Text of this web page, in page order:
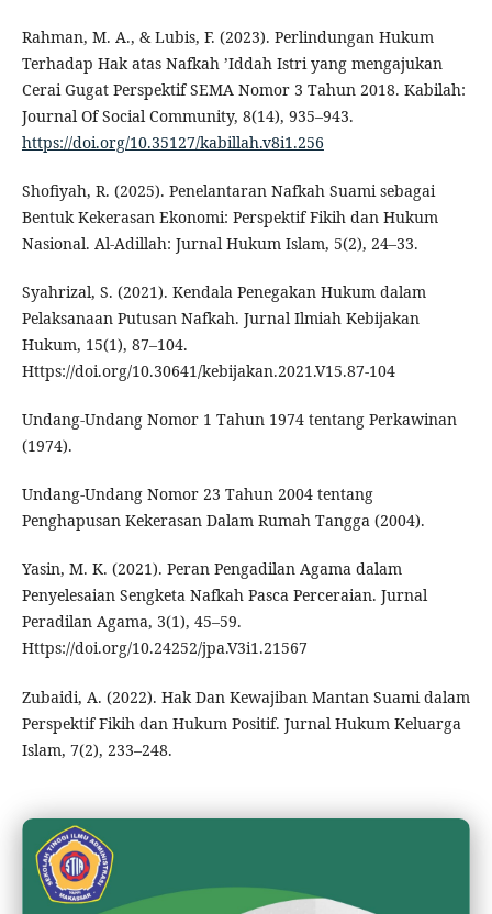
Rahman, M. A., & Lubis, F. (2023). Perlindungan Hukum
Terhadap Hak atas Nafkah ’Iddah Istri yang mengajukan
Cerai Gugat Perspektif SEMA Nomor 3 Tahun 2018. Kabilah:
Journal Of Social Community, 8(14), 935–943.
https://doi.org/10.35127/kabillah.v8i1.256
Shofiyah, R. (2025). Penelantaran Nafkah Suami sebagai
Bentuk Kekerasan Ekonomi: Perspektif Fikih dan Hukum
Nasional. Al-Adillah: Jurnal Hukum Islam, 5(2), 24–33.
Syahrizal, S. (2021). Kendala Penegakan Hukum dalam
Pelaksanaan Putusan Nafkah. Jurnal Ilmiah Kebijakan
Hukum, 15(1), 87–104.
Https://doi.org/10.30641/kebijakan.2021.V15.87-104
Undang-Undang Nomor 1 Tahun 1974 tentang Perkawinan
(1974).
Undang-Undang Nomor 23 Tahun 2004 tentang
Penghapusan Kekerasan Dalam Rumah Tangga (2004).
Yasin, M. K. (2021). Peran Pengadilan Agama dalam
Penyelesaian Sengketa Nafkah Pasca Perceraian. Jurnal
Peradilan Agama, 3(1), 45–59.
Https://doi.org/10.24252/jpa.V3i1.21567
Zubaidi, A. (2022). Hak Dan Kewajiban Mantan Suami dalam
Perspektif Fikih dan Hukum Positif. Jurnal Hukum Keluarga
Islam, 7(2), 233–248.